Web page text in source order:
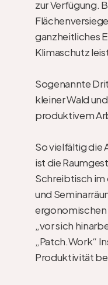
zur Verfügung.
ganzheitliches
Klimaschutz
Sogenannte
kleiner Wald
produktivem
So vielfältig die
ist die
Schreibtisch
und
ergonomischen
„vor sich
„Patch.Work“
Produktivität